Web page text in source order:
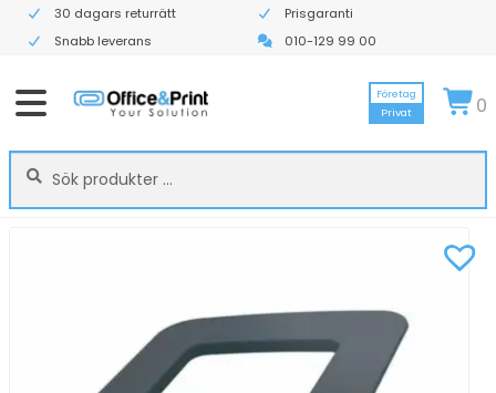
30 dagars returrätt
Prisgaranti
Snabb leverans
010-129 99 00
Sök
efter:
Sök
Företag
Privat
0